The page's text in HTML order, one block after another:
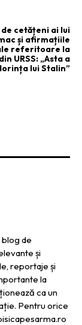
de cetățeni ai lui
și afirmațiile
referitoare la
URSS: „Asta a
lui Stalin”
blog de
și
reportaje și
la
ca un
Pentru orice